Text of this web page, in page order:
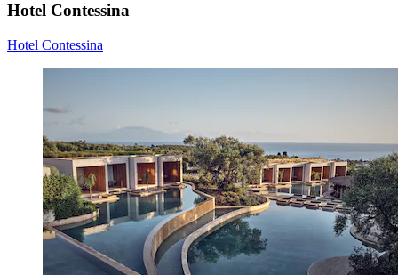
Hotel Contessina
Hotel Contessina